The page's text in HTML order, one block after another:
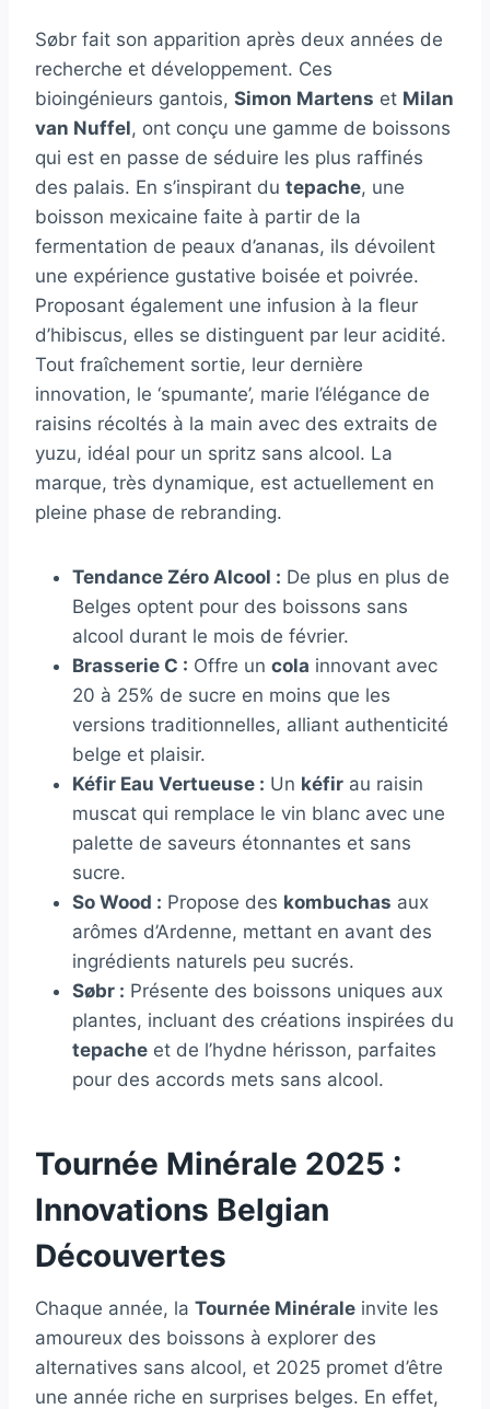
Søbr fait son apparition après deux années de
recherche et développement. Ces
bioingénieurs gantois, Simon Martens et Milan
van Nuffel, ont conçu une gamme de boissons
qui est en passe de séduire les plus raffinés
des palais. En s’inspirant du tepache, une
boisson mexicaine faite à partir de la
fermentation de peaux d’ananas, ils dévoilent
une expérience gustative boisée et poivrée.
Proposant également une infusion à la fleur
d’hibiscus, elles se distinguent par leur acidité.
Tout fraîchement sortie, leur dernière
innovation, le ‘spumante’, marie l’élégance de
raisins récoltés à la main avec des extraits de
yuzu, idéal pour un spritz sans alcool. La
marque, très dynamique, est actuellement en
pleine phase de rebranding.
Tendance Zéro Alcool : De plus en plus de
Belges optent pour des boissons sans
alcool durant le mois de février.
Brasserie C : Offre un cola innovant avec
20 à 25% de sucre en moins que les
versions traditionnelles, alliant authenticité
belge et plaisir.
Kéfir Eau Vertueuse : Un kéfir au raisin
muscat qui remplace le vin blanc avec une
palette de saveurs étonnantes et sans
sucre.
So Wood : Propose des kombuchas aux
arômes d’Ardenne, mettant en avant des
ingrédients naturels peu sucrés.
Søbr : Présente des boissons uniques aux
plantes, incluant des créations inspirées du
tepache et de l’hydne hérisson, parfaites
pour des accords mets sans alcool.
Tournée Minérale 2025 :
Innovations Belgian
Découvertes
Chaque année, la Tournée Minérale invite les
amoureux des boissons à explorer des
alternatives sans alcool, et 2025 promet d’être
une année riche en surprises belges. En effet,